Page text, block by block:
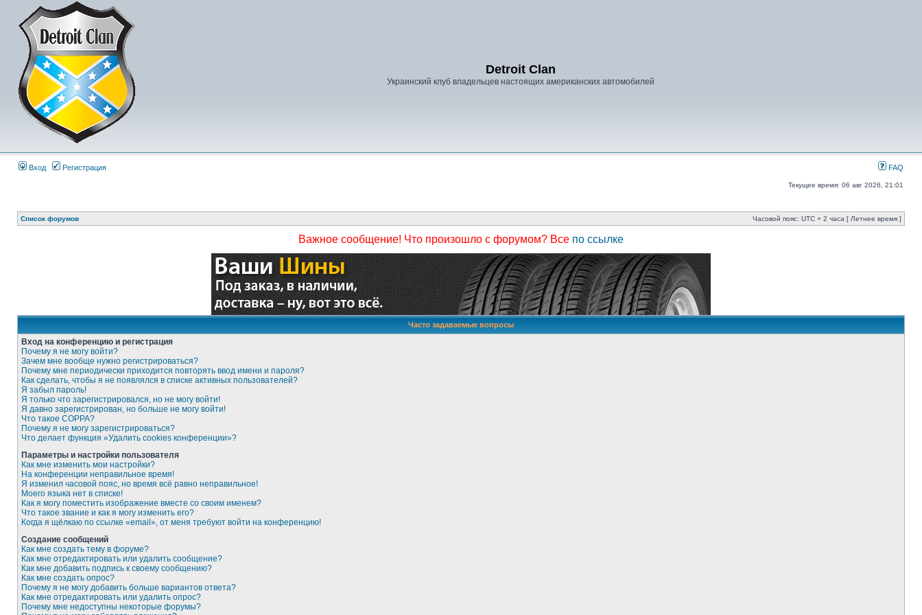
Detroit Clan
Украинский клуб владельцев настоящих американских автомобилей
Вход Регистрация FAQ
Текущее время: 06 авг 2026, 21:01
Список форумов Часовой пояс: UTC + 2 часа [ Летнее время ]
Важное сообщение! Что произошло с форумом? Все по ссылке
Часто задаваемые вопросы
Вход на конференцию и регистрация
Почему я не могу войти?
Зачем мне вообще нужно регистрироваться?
Почему мне периодически приходится повторять ввод имени и пароля?
Как сделать, чтобы я не появлялся в списке активных пользователей?
Я забыл пароль!
Я только что зарегистрировался, но не могу войти!
Я давно зарегистрирован, но больше не могу войти!
Что такое COPPA?
Почему я не могу зарегистрироваться?
Что делает функция «Удалить cookies конференции»?
Параметры и настройки пользователя
Как мне изменить мои настройки?
На конференции неправильное время!
Я изменил часовой пояс, но время всё равно неправильное!
Моего языка нет в списке!
Как я могу поместить изображение вместе со своим именем?
Что такое звание и как я могу изменить его?
Когда я щёлкаю по ссылке «email», от меня требуют войти на конференцию!
Создание сообщений
Как мне создать тему в форуме?
Как мне отредактировать или удалить сообщение?
Как мне добавить подпись к своему сообщению?
Как мне создать опрос?
Почему я не могу добавить больше вариантов ответа?
Как мне отредактировать или удалить опрос?
Почему мне недоступны некоторые форумы?